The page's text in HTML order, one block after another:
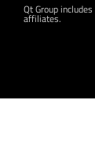
Qt Group
affiliates.